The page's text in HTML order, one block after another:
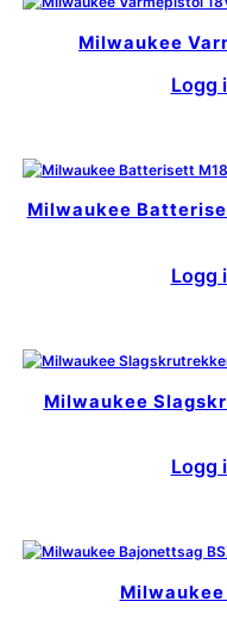
Milwaukee
Logg
Milwaukee
Logg
Milwaukee
Logg